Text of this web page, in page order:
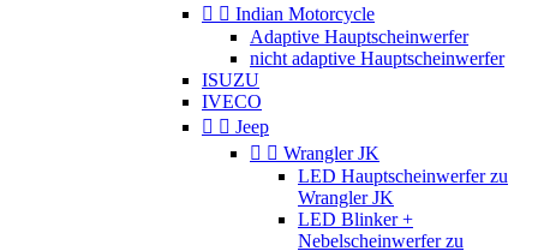
  Indian Motorcycle
Adaptive Hauptscheinwerfer
nicht adaptive Hauptscheinwerfer
ISUZU
IVECO
  Jeep
  Wrangler JK
LED Hauptscheinwerfer zu
Wrangler JK
LED Blinker +
Nebelscheinwerfer zu